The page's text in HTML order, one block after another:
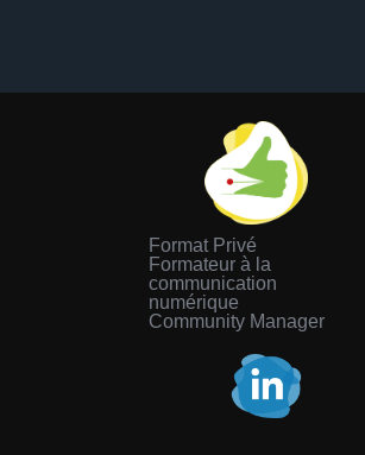
Format Privé
Formateur à la
communication
numérique
Community Manager